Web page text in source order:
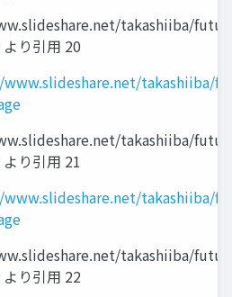
takashiiba/
り引用 20
takashiiba/
takashiiba/
り引用 21
takashiiba/
takashiiba/
り引用 22